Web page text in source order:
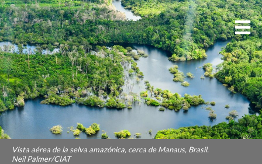
Vista aérea de la selva amazónica, cerca de Manaus, Brasil.
Neil Palmer/CIAT